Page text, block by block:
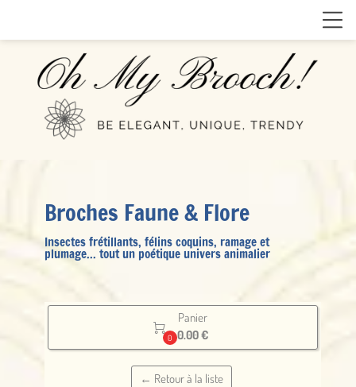
Broches Faune & Flore
Insectes frétillants, félins coquins, ramage et
plumage... tout un poétique univers animalier

0
Panier
0.00 €
← Retour à la liste